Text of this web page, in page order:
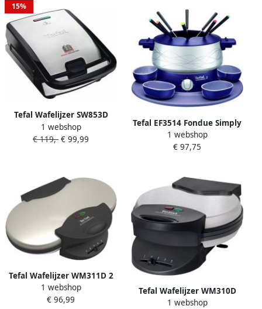
programma&apos;s 1
handmatige modus
15%
Tefal Wafelijzer SW853D
Snack Collection uit te
breiden bladen geschikt
1 webshop
€ 119,- € 99,99
Tefal EF3514 Fondue Simply
Invents | Fondue |
Keuken&Koken Fun cooking
1 webshop
€ 97,75
Tefal Wafelijzer WM311D 2
hartvormige wafels
tegelijkertijd traploze
1 webshop
€ 96,99
Tefal Wafelijzer WM310D
Wafels in hartmodel
1 webshop